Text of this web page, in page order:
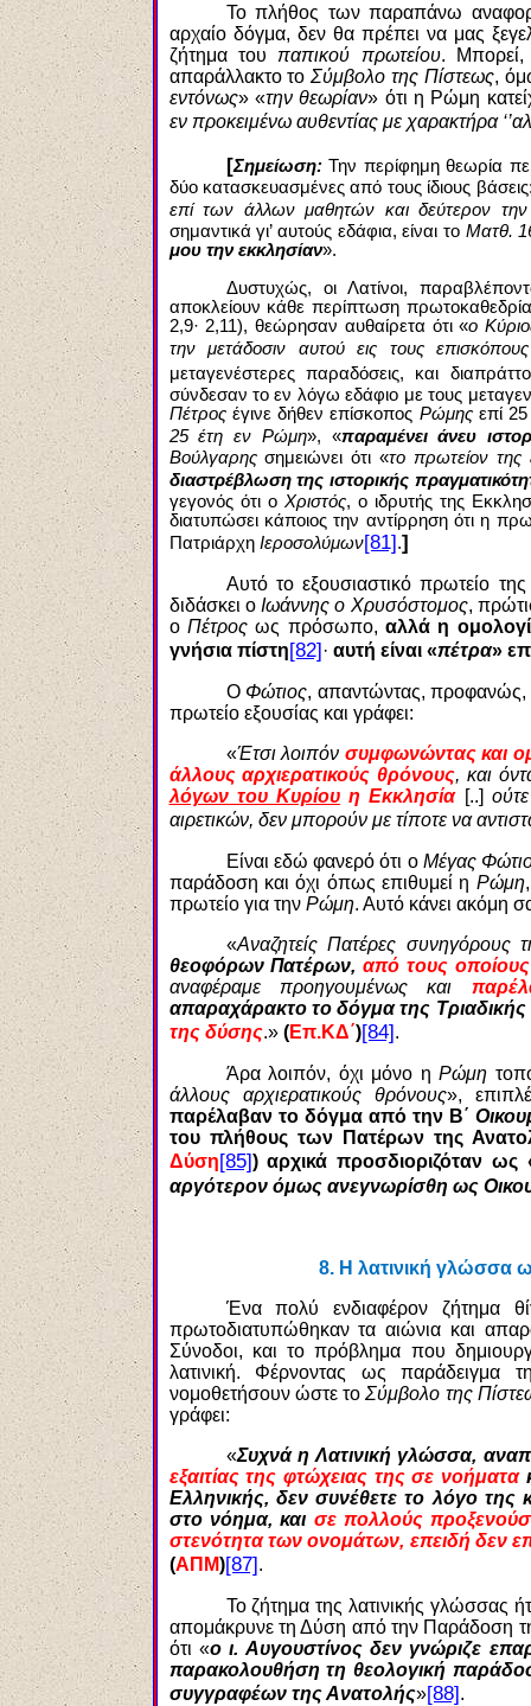
Το πλήθος των παραπάνω
αρχαίο δόγμα, δεν θα πρέπει να μας
ζήτημα του παπικού πρωτείου.
απαράλλακτο τοΣύμβολο της Πίστεως,
εντόνως» «την θεωρίαν» ότι η Ρώμη
εν προκειμένω αυθεντίας με χαρακτήρα
[Σημείωση:Την περίφημη θεωρία
δύο κατασκευασμένες από τους ίδιους
επί των άλλων μαθητών και δεύτερον
σημαντικά γι’ αυτούς εδάφια, είναι το Ματθ.
μου την εκκλησίαν».
Δυστυχώς, οι Λατίνοι,
αποκλείουν κάθε περίπτωση
2,9· 2,11), θεώρησαν αυθαίρετα ότι «ο
την μετάδοσιν αυτού εις τους
μεταγενέστερες παραδόσεις, και
σύνδεσαν το εν λόγω εδάφιο με τους
Πέτροςέγινε δήθεν επίσκοπος Ρώμηςεπί 25
25 έτη εν Ρώμη», «παραμένει άνευ
Βούλγαρηςσημειώνει ότι «το πρωτείον της
διαστρέβλωση της ιστορικής
γεγονός ότι ο Χριστός, ο ιδρυτής της
διατυπώσει κάποιος την αντίρρηση ότι η
Πατριάρχη Ιεροσολύμων[81].]
Αυτό το εξουσιαστικό πρωτείο
διδάσκει οΙωάννης ο Χρυσόστομος,
ο Πέτροςως πρόσωπο,αλλά η
γνήσια πίστη[82]· αυτή είναι «πέτρα»
Ο Φώτιος, απαντώντας, προφανώς,
πρωτείο εξουσίας και γράφει:
«Έτσι λοιπόν συμφωνώντας και
άλλους αρχιερατικούς θρόνους, και
λόγων του Κυρίου η Εκκλησία[..]
αιρετικών, δεν μπορούν με τίποτε να
Είναι εδώ φανερό ότι ο Μέγας
παράδοση και όχι όπως επιθυμεί η Ρώμη
πρωτείο για την Ρώμη. Αυτό κάνει ακόμη
«Αναζητείς Πατέρες συνηγόρους
θεοφόρων Πατέρων, από τους
αναφέραμε προηγουμένως και
απαραχάρακτο το δόγμα της
της δύσης.»(Επ.ΚΔ΄)[84].
Άρα λοιπόν, όχι μόνο ηΡώμη
άλλους αρχιερατικούς θρόνους»,
παρέλαβαν το δόγμα από την Β΄
του πλήθους των Πατέρων της
Δύση[85]) αρχικά προσδιοριζόταν ως
αργότερον όμως ανεγνωρίσθη ως
8.Η λατινική γλώσσα
Ένα πολύ ενδιαφέρον ζήτημα
πρωτοδιατυπώθηκαν τα αιώνια και
Σύνοδοι, και το πρόβλημα που
λατινική. Φέρνοντας ως παράδειγμα
νομοθετήσουν ώστε τοΣύμβολο της
γράφει:
«Συχνά η Λατινική γλώσσα,
εξαιτίας της φτώχειας της σε νοήματα
Ελληνικής, δεν συνέθετε το λόγο της
στο νόημα, και σε πολλούς
στενότητα των ονομάτων, επειδή δεν
(ΑΠΜ)[87].
Το ζήτημα της λατινικής γλώσσας
απομάκρυνε τη Δύση από την Παράδοση
ότι «ο ι. Αυγουστίνος δεν γνώριζε
παρακολουθήση τη θεολογική
συγγραφέων της Ανατολής»[88].